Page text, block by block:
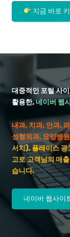
지금 바로
대중적인 포털 사
활용한,네이버 웹
내과, 치과, 안과,
성형외과, 요양병원
서치), 플레이스 광
고로 고객님의 매
습니다.
네이버 웹사이